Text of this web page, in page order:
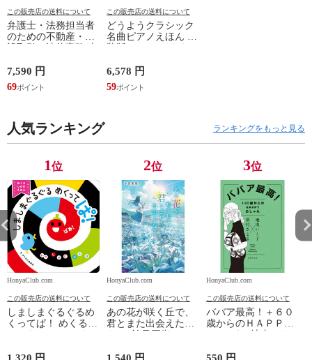
この販売店の送料について
弁護士・法務担当者
のための不動産・建
開発、設計・監理、
建設請負 第２版 /富
田裕 小里佳嵩
7,590 円
69
この販売店の送料について
どうようクラシック
名曲ピアノえほん 新
ワシマミワコ
6,578 円
59
人気ランキング ランキングをもっと見る
1位
HonyaClub.com
この販売店の送料について
しましまぐるぐるめ
くってぱ！ めくるし
1,320 円
2位
HonyaClub.com
この販売店の送料について
あの花が咲く丘で、
君とまた出会えた
1,540 円
3位
HonyaClub.com
この販売店の送料について
ババア最高！＋６０
歳からのＨＡＰＰＹ
550 円